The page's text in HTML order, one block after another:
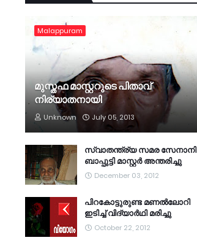
Malappuram
മുസ്തഫ മാസ്റ്ററുടെ പിതാവ്
നിര്യാതനായി
Unknown July 05, 2013
സ്വാതന്ത്ര്യ സമര സേനാനി
ബാപ്പുട്ടി മാസ്റ്റര്‍ അന്തരിച്ചു
December 03, 2012
പിറകോട്ടുരുണ്ട മണല്‍ലോറി
ഇടിച്ച് വിദ്യാര്‍ഥി മരിച്ചു
October 22, 2012